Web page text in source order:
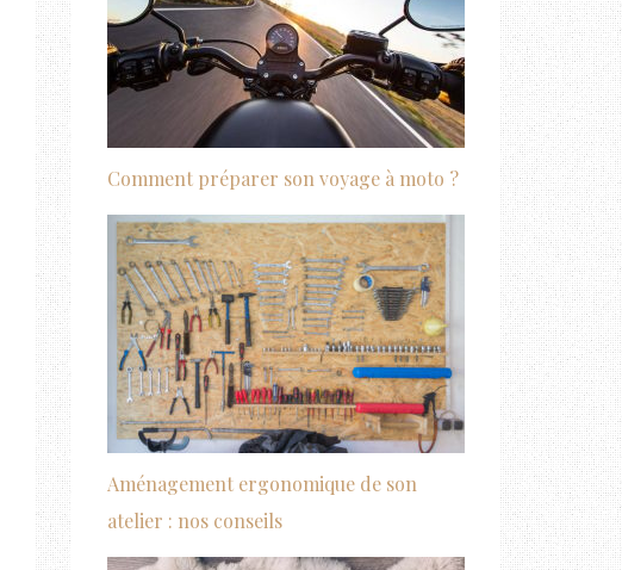
Comment préparer son voyage à moto ?
Aménagement ergonomique de son
atelier : nos conseils